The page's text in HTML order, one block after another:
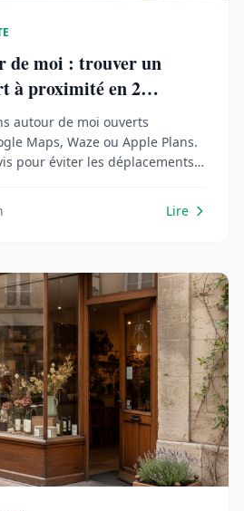
de moi : trouver un
à proximité en 2
autour de moi ouverts
Maps, Waze ou Apple Plans.
pour éviter les déplacements
Lire